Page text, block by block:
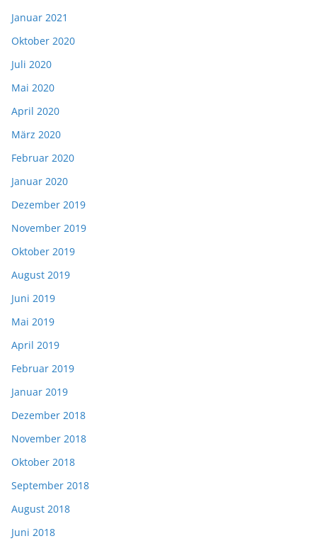
Januar 2021
Oktober 2020
Juli 2020
Mai 2020
April 2020
März 2020
Februar 2020
Januar 2020
Dezember 2019
November 2019
Oktober 2019
August 2019
Juni 2019
Mai 2019
April 2019
Februar 2019
Januar 2019
Dezember 2018
November 2018
Oktober 2018
September 2018
August 2018
Juni 2018